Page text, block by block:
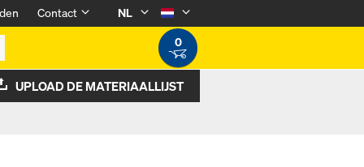
Contact
NL
0
UPLOAD DE MATERIAALLIJST